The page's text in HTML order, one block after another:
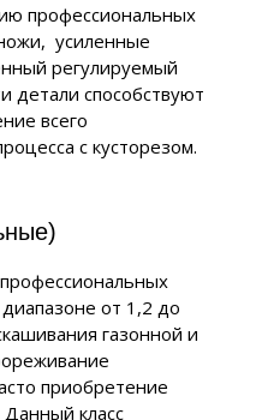
профессиональных
усиленные
регулируемый
детали способствуют
всего
с кусторезом.
от 1,2 до
газонной и
приобретение
Данный класс